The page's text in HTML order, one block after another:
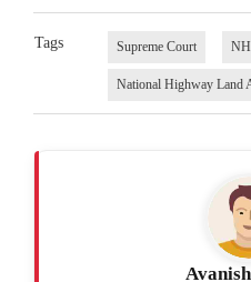
Tags Supreme Court
National Highway Land